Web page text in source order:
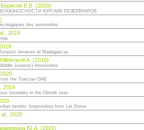
Е.В. (2020)
ЮРСКИХ РЕЗЕРВУАРОВ
des ammonites
2019
bivalves of Madagascar
A. (2019)
Jurassic) Ammonites
the Toarcian OAE
2019
boundary in the Olenek river
benthic foraminifera from Ler Dome
2020
Ю.А. (2020)